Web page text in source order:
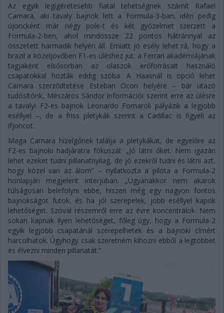
Az egyik legígéretesebb fiatal tehetségnek számít Rafael
Camara, aki tavaly bajnok lett a Formula-3-ban, idén pedig
újoncként már négy pole-t és két győzelmet szerzett a
Formula-2-ben, ahol mindössze 22 pontos hátránnyal az
összetett harmadik helyén áll. Emiatt jó esély lehet rá, hogy a
brazil a közeljövőben F1-es üléshez jut: a Ferrari akadémiájának
tagjaként elsősorban az olaszok erőforrásait használó
csapatokkal hozták eddig szóba. A Haasnál is opció lehet
Camara szerződtetése Esteban Ocon helyére – bár utazó
tudósítónk, Mészáros Sándor információi szerint erre az ülésre
a tavalyi F2-es bajnok Leonardo Fornaroli pályázik a legjobb
eséllyel –, de a friss pletykák szerint a Cadillac is figyeli az
ifjoncot.
Maga Camara hízelgőnek találja a pletykákat, de egyelőre az
F2-es bajnoki hadjáratra fókuszál: „Jó látni őket. Nem igazán
lehet ezeket tudni pillanatnyilag, de jó ezekről tudni és látni azt,
hogy közel van az álom” – nyilatkozta a pilóta a Formula-2
honlapján megjelent interjúban. „Ugyanakkor nem akarok
túlságosan belefolyni ebbe, hiszen még egy nagyon fontos
bajnokságot futok, és ha jól szerepelek, jobb eséllyel kapok
lehetőséget. Szóval részemről erre az évre koncentrálok. Nem
sokan kapnak ilyen lehetőséget, főleg úgy, hogy a Formula-2
egyik legjobb csapatánál szerepelhetek és a bajnoki címért
harcolhatok. Úgyhogy csak szeretném kihozni ebből a legtöbbet
és élvezni minden pillanatát.”